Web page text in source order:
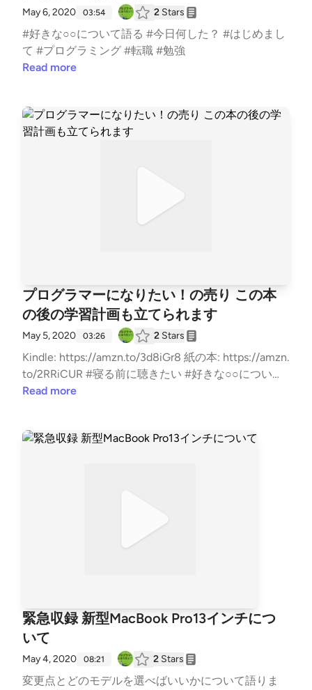
May 6, 2020 03:54 2 Stars
#好きな○○について語る #今日何した？ #はじめまし
て #プログラミング #転職 #勉強
Read more
プログラマーになりたい！の売り この本
の後の学習計画も立てられます
May 5, 2020 03:26 2 Stars
Kindle: https://amzn.to/3d8iGr8 紙の本: https://amzn.
to/2RRiCUR #寝る前に聴きたい #好きな○○について
語る #今日何した？ #はじめまして #プログラミング
Read more
緊急収録 新型MacBook Pro13インチにつ
いて
May 4, 2020 08:21 2 Stars
変更点とどのモデルを選べばいいかについて語りま